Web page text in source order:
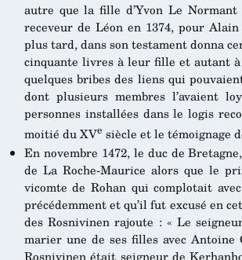
autre que la fille d’Yvon Le
receveur de Léon en 1374, pour
plus tard, dans son testament donna
cinquante livres à leur fille et autant
quelques bribes des liens qui
dont plusieurs membres l’avaient
personnes installées dans le logis
moitié du XVe siècle et le témoignage
En novembre 1472, le duc de
de La Roche-Maurice alors que le
vicomte de Rohan qui complotait
précédemment et qu’il fut excusé en
des Rosnivinen rajoute : « Le
marier une de ses filles avec Antoine
Rosnivinen était seigneur de